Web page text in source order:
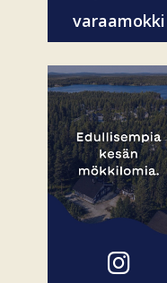
varaamokki